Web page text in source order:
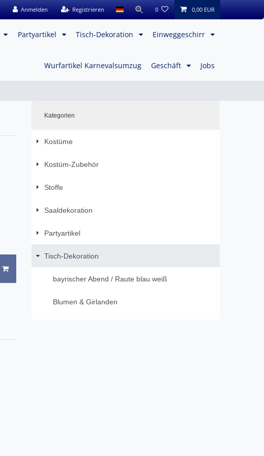
Anmelden Registrieren 0 0,00 EUR
Partyartikel Tisch-Dekoration Einweggeschirr
Wurfartikel Karnevalsumzug Geschäft Jobs
Kategorien
Kostüme
Kostüm-Zubehör
Stoffe
Saaldekoration
Partyartikel
Tisch-Dekoration
bayrischer Abend / Raute blau weiß
Blumen & Girlanden